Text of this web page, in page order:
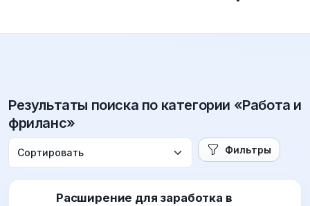
Результаты поиска по категории «Работа и
фриланс»
Фильтры
Расширение для заработка в